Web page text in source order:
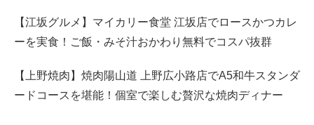
【江坂グルメ】マイカリー食堂 江坂店でロースかつカレ
ーを実食！ご飯・みそ汁おかわり無料でコスパ抜群
【上野焼肉】焼肉陽山道 上野広小路店でA5和牛スタンダ
ードコースを堪能！個室で楽しむ贅沢な焼肉ディナー